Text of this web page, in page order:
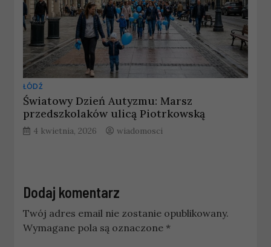
ŁÓDŹ
Światowy Dzień Autyzmu: Marsz
przedszkolaków ulicą Piotrkowską
4 kwietnia, 2026 wiadomosci
Dodaj komentarz
Twój adres email nie zostanie opublikowany.
Wymagane pola są oznaczone *